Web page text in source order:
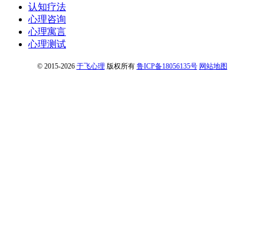
认知疗法
心理咨询
心理寓言
心理测试
© 2015-2026 于飞心理 版权所有 鲁ICP备18056135号 网站地图